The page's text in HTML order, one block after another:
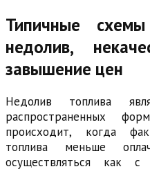
Типичные
недолив,
завышение цен
Недолив топлива
распространенных
происходит, когда
топлива меньше
осуществляться как